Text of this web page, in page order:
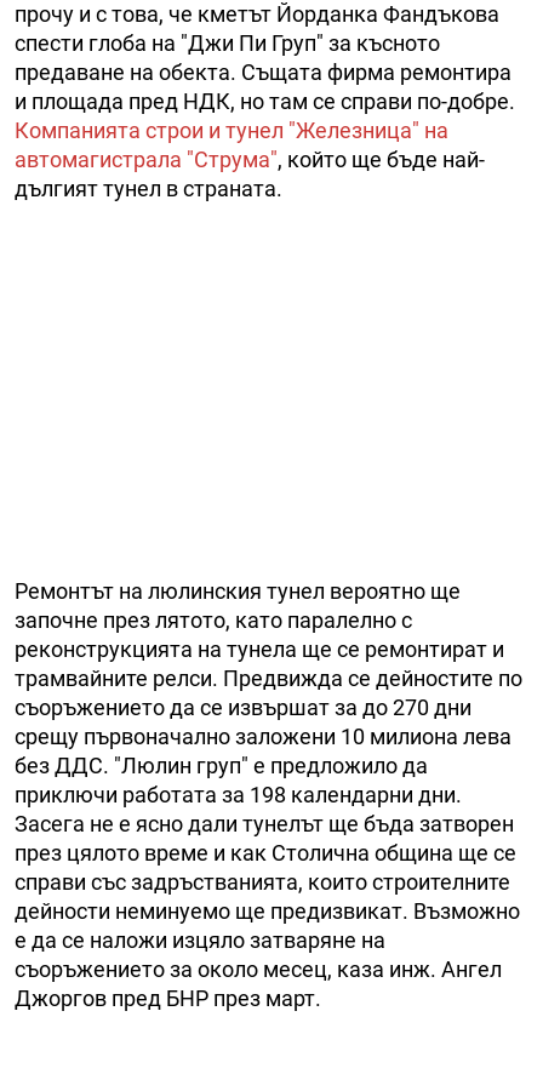
прочу и с това, че кметът Йорданка Фандъкова
спести глоба на "Джи Пи Груп" за късното
предаване на обекта. Същата фирма ремонтира
и площада пред НДК, но там се справи по-добре.
Компанията строи и тунел "Железница" на
автомагистрала "Струма", който ще бъде най-
дългият тунел в страната.
Ремонтът на люлинския тунел вероятно ще
започне през лятото, като паралелно с
реконструкцията на тунела ще се ремонтират и
трамвайните релси. Предвижда се дейностите по
съоръжението да се извършат за до 270 дни
срещу първоначално заложени 10 милиона лева
без ДДС. "Люлин груп" е предложило да
приключи работата за 198 календарни дни.
Засега не е ясно дали тунелът ще бъда затворен
през цялото време и как Столична община ще се
справи със задръстванията, които строителните
дейности неминуемо ще предизвикат. Възможно
е да се наложи изцяло затваряне на
съоръжението за около месец, каза инж. Ангел
Джоргов пред БНР през март.